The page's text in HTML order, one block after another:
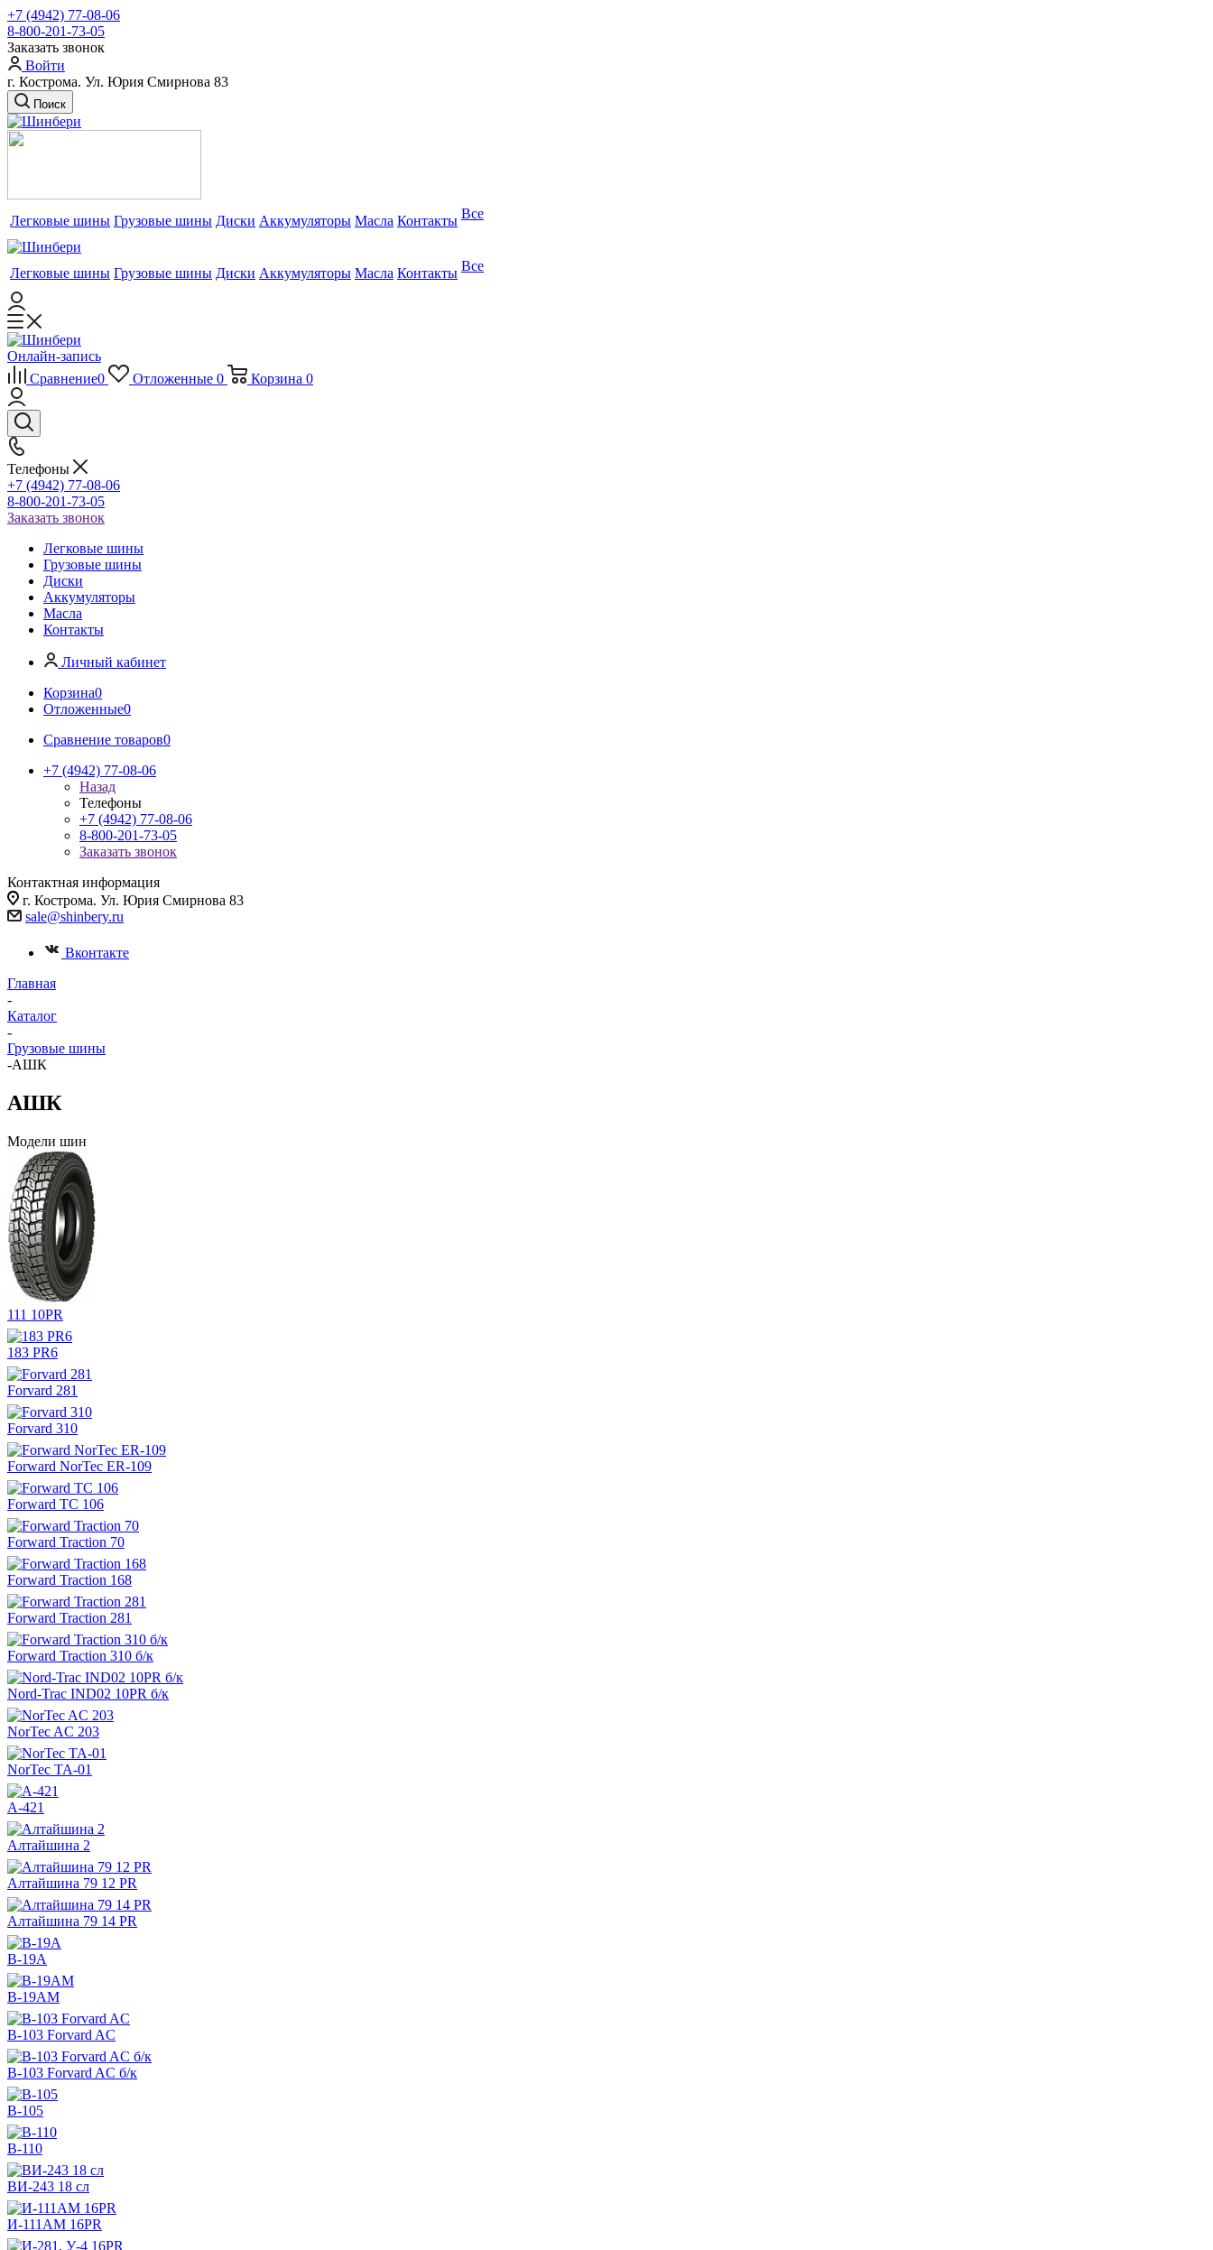
+7 (4942) 77-08-06
8-800-201-73-05
Заказать звонок
Войти
г. Кострома. Ул. Юрия Смирнова 83
Поиск
Легковые шины Грузовые шины Диски Аккумуляторы Масла Контакты Все
Легковые шины Грузовые шины Диски Аккумуляторы Масла Контакты Все
Онлайн-запись
Сравнение0 Отложенные 0 Корзина 0
Телефоны
+7 (4942) 77-08-06
8-800-201-73-05
Заказать звонок
Легковые шины
Грузовые шины
Диски
Аккумуляторы
Масла
Контакты
Личный кабинет
Корзина0
Отложенные0
Сравнение товаров0
+7 (4942) 77-08-06
Назад
Телефоны
+7 (4942) 77-08-06
8-800-201-73-05
Заказать звонок
Контактная информация
г. Кострома. Ул. Юрия Смирнова 83
sale@shinbery.ru
Вконтакте
Главная
-
Каталог
-
Грузовые шины
-АШК
АШК
Модели шин
111 10PR
183 PR6
Forvard 281
Forvard 310
Forward NorTec ER-109
Forward TC 106
Forward Traction 70
Forward Traction 168
Forward Traction 281
Forward Traction 310 б/к
Nord-Trac IND02 10PR б/к
NorTec AC 203
NorTec TA-01
А-421
Алтайшина 2
Алтайшина 79 12 PR
Алтайшина 79 14 PR
В-19А
В-19АМ
В-103 Forvard AC
В-103 Forvard AC б/к
В-105
В-110
ВИ-243 18 сл
И-111АМ 16PR